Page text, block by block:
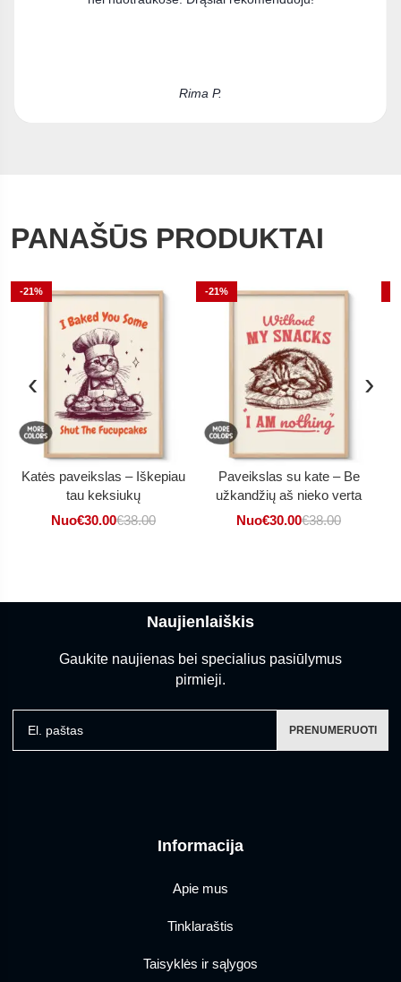
Kristina D.
PANAŠŪS PRODUKTAI
‹
-21%
Katės paveikslas – Iškepiau
tau keksiukų
Nuo€30.00€38.00
-21%
Paveikslas su kate – Be
užkandžių aš nieko verta
Nuo€30.00€38.00
›
Informacija
Apie mus
Tinklaraštis
Taisyklės ir sąlygos
Naujienlaiškis
Gaukite naujienas bei specialius pasiūlymus
pirmieji.
PRENUMERUOTI